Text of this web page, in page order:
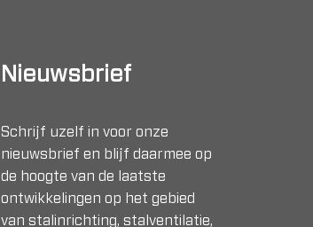
Nieuwsbrief
Schrijf uzelf in voor onze
nieuwsbrief en blijf daarmee op
de hoogte van de laatste
ontwikkelingen op het gebied
van stalinrichting, stalventilatie,